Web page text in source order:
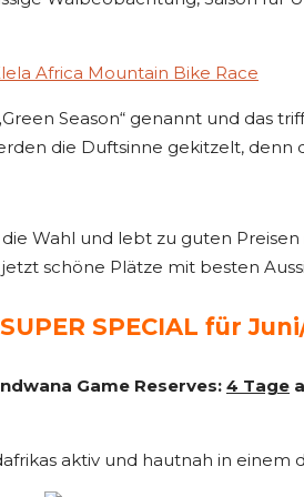
Season“ genannt und das
die Duftsinne gekitzelt, denn
Wahl und lebt zu guten
schöne Plätze mit besten
SUPER SPECIAL für
Game Reserves: 4 Tage
aktiv und hautnah in